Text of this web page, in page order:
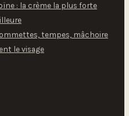
: la crème la plus forte
tempes, mâchoire
le visage